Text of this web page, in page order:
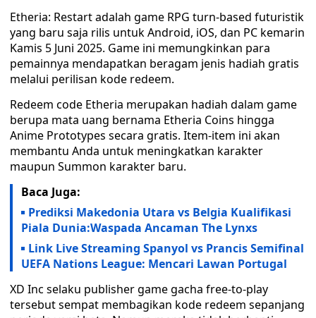
Etheria: Restart adalah game RPG turn-based futuristik
yang baru saja rilis untuk Android, iOS, dan PC kemarin
Kamis 5 Juni 2025. Game ini memungkinkan para
pemainnya mendapatkan beragam jenis hadiah gratis
melalui perilisan kode redeem.
Redeem code Etheria merupakan hadiah dalam game
berupa mata uang bernama Etheria Coins hingga
Anime Prototypes secara gratis. Item-item ini akan
membantu Anda untuk meningkatkan karakter
maupun Summon karakter baru.
Baca Juga:
Prediksi Makedonia Utara vs Belgia Kualifikasi
Piala Dunia:Waspada Ancaman The Lynxs
Link Live Streaming Spanyol vs Prancis Semifinal
UEFA Nations League: Mencari Lawan Portugal
XD Inc selaku publisher game gacha free-to-play
tersebut sempat membagikan kode redeem sepanjang